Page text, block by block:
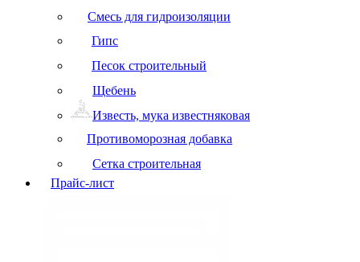
Смесь для гидроизоляции
Гипс
Песок строительный
Щебень
Известь, мука известняковая
Противоморозная добавка
Сетка строительная
Прайс-лист